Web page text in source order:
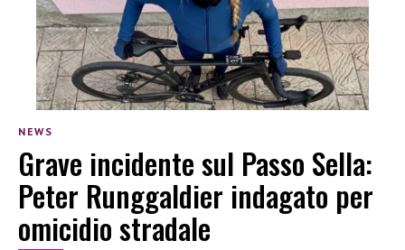
NEWS
Grave incidente sul Passo Sella:
Peter Runggaldier indagato per
omicidio stradale